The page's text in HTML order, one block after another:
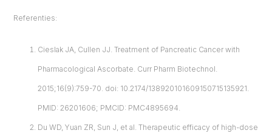
Referenties:
Cieslak JA, Cullen JJ. Treatment of Pancreatic Cancer with
Pharmacological Ascorbate. Curr Pharm Biotechnol.
2015;16(9):759-70. doi: 10.2174/138920101609150715135921.
PMID: 26201606; PMCID: PMC4895694.
Du WD, Yuan ZR, Sun J, et al. Therapeutic efficacy of high-dose